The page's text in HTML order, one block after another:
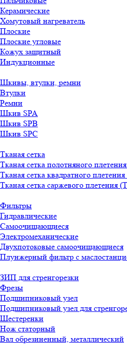
Керамические
Хомутовый нагреватель
Плоские
Плоские угловые
Кожух защитный
Индукционные
Шкивы, втулки, ремни
Втулки
Ремни
Шкив SPA
Шкив SPB
Шкив SPC
Тканая сетка
Тканая сетка полотняного
Тканая сетка квадратного
Тканая сетка саржевого плетения
Фильтры
Гидравлические
Самоочищающиеся
Электромеханические
Двухпотоковые самоочищающиеся
Плунжерный фильтр с
ЗИП для стренгорезки
Фрезы
Подшипниковый узел
Подшипниковый узел для
Шестеренки
Нож статорный
Вал обрезиненный, металлический